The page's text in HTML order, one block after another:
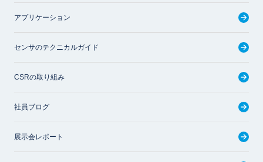
アプリケーション
センサのテクニカルガイド
CSRの取り組み
社員ブログ
展示会レポート